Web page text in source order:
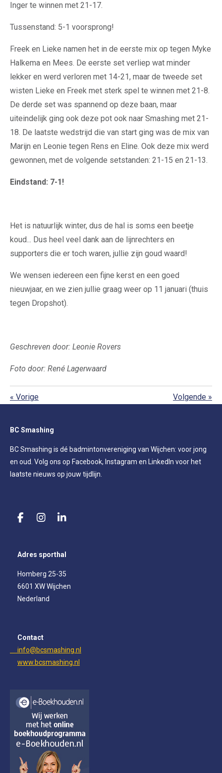
Inger te winnen met 21-17.
Tussenstand: 5-1 voorsprong!
Freek en Lieke namen het in de eerste mix op tegen Myke
Halkema en Mees. De eerste set verliep wat minder
lekker en werd verloren met 14-21, maar de tweede set
wisten Lieke en Freek met sterk spel te winnen met 21-8.
De derde set was spannend op deze baan, maar
uiteindelijk ging ook deze pot ook naar Smashing met 21-
18. De laatste wedstrijd die van start ging was de mix van
Marijn en Leonie tegen Rens en Eline. Ook deze mix werd
gewonnen, met de volgende setstanden: 21-15 en 21-13.
Eindstand: 7-1!
Het is natuurlijk winter, dus de hal is soms een beetje
koud... Dus heel veel dank aan de lijnrechters en
supporters die er toch waren, jullie zijn goud waard!
We wensen iedereen een fijne kerst en een goed
nieuwjaar, en we zien jullie graag weer op 11 januari (thuis
tegen Dropshot).
Geschreven door: Leonie Rovers
Foto door: René Lagerwaard
« Vorige Volgende »
BC Smashing
BC Smashing is dé badmintonvereniging van Wijchen: voor jong
en oud. Volg ons op Facebook, Instagram en LinkedIn voor het
laatste nieuws op jouw tijdlijn.
F
e
b
o
k
I
a
r
a
m
L
k
e
I
n
Adres sporthal
Homberg 25-35
6601 XW Wijchen
Nederland
Contact
info@bcsmashing.nl
www.bcsmashing.nl